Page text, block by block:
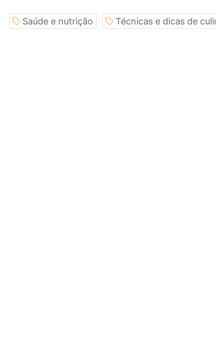
Saúde e nutrição Técnicas e dicas de